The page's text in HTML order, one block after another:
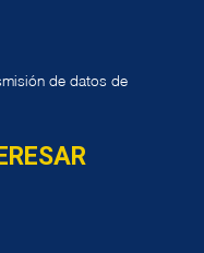
de datos de